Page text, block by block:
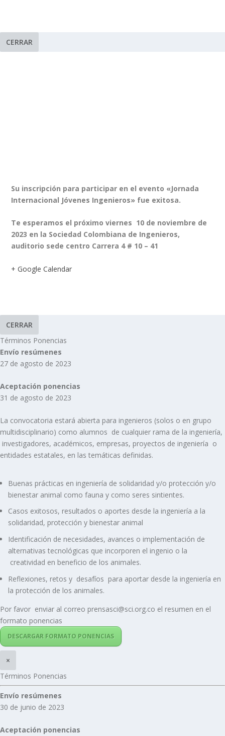
CERRAR
Su inscripción para participar en el evento «Jornada
Internacional Jóvenes Ingenieros» fue exitosa.
Te esperamos el próximo viernes 10 de noviembre de
2023 en la Sociedad Colombiana de Ingenieros,
auditorio sede centro Carrera 4 # 10 – 41
+ Google Calendar
CERRAR
Términos Ponencias
Envío resúmenes
27 de agosto de 2023
Aceptación ponencias
31 de agosto de 2023
La convocatoria estará abierta para ingenieros (solos o en grupo
multidisciplinario) como alumnos de cualquier rama de la ingeniería,
investigadores, académicos, empresas, proyectos de ingeniería o
entidades estatales, en las temáticas definidas.
Buenas prácticas en ingeniería de solidaridad y/o protección y/o
bienestar animal como fauna y como seres sintientes.
Casos exitosos, resultados o aportes desde la ingeniería a la
solidaridad, protección y bienestar animal
Identificación de necesidades, avances o implementación de
alternativas tecnológicas que incorporen el ingenio o la
creatividad en beneficio de los animales.
Reflexiones, retos y desafíos para aportar desde la ingeniería en
la protección de los animales.
Por favor enviar al correo prensasci@sci.org.co el resumen en el
formato ponencias
DESCARGAR FORMATO PONENCIAS
×
Términos Ponencias
Envío resúmenes
30 de junio de 2023
Aceptación ponencias